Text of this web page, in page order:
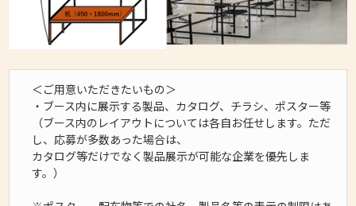
＜ご用意いただきたいもの＞
・ブース内に展示する製品、カタログ、チラシ、ポスター等
（ブース内のレイアウトについては各自お任せします。ただ
し、応募が多数あった場合は、
カタログ等だけでなく製品展示が可能な企業を優先しま
す。）